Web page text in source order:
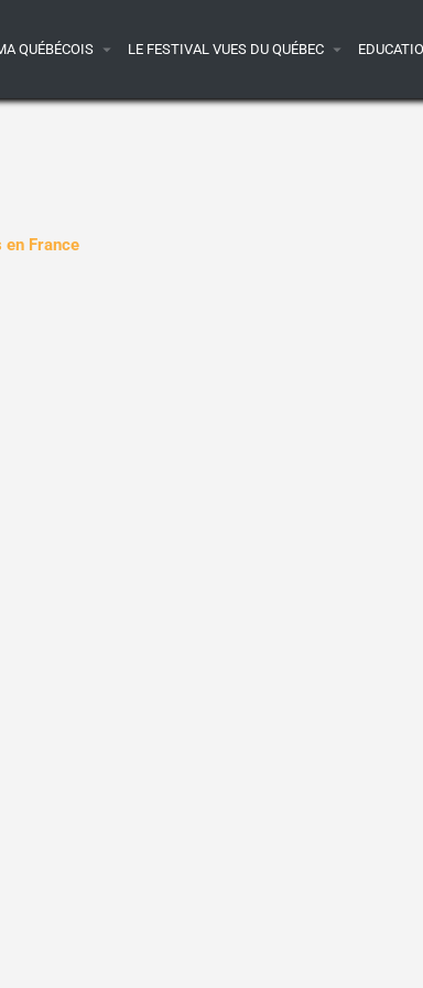
QUÉBÉCOIS LE FESTIVAL VUES DU QUÉBEC
France